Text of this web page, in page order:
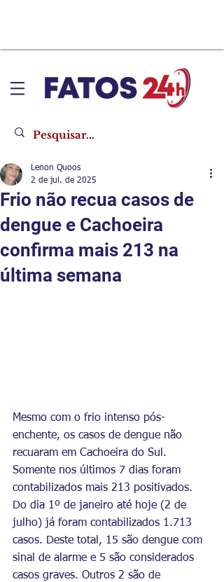
Frio não recua casos de
dengue e Cachoeira
confirma mais 213 na
última semana
Lenon Quoos
2 de jul. de 2025
Mesmo com o frio intenso pós-
enchente, os casos de dengue não
recuaram em Cachoeira do Sul.
Somente nos últimos 7 dias foram
contabilizados mais 213 positivados.
Do dia 1º de janeiro até hoje (2 de
julho) já foram contabilizados 1.713
casos. Deste total, 15 são dengue com
sinal de alarme e 5 são considerados
casos graves. Outros 2 são de